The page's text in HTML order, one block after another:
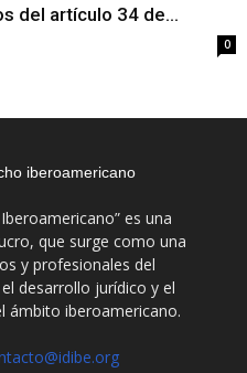
del artículo 34 de...
0
es una
que surge como una
y profesionales del
desarrollo jurídico y el
ámbito iberoamericano.